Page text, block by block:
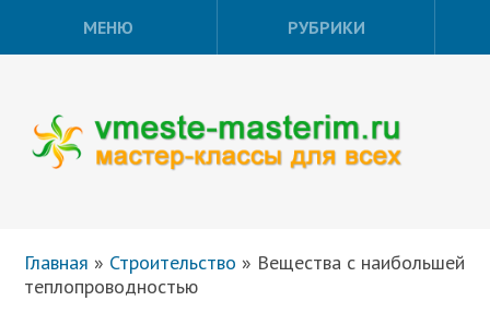
МЕНЮ РУБРИКИ
Главная » Строительство » Вещества с наибольшей
теплопроводностью